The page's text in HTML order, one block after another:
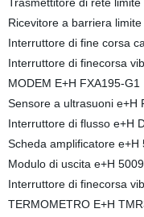
Ricevitore a barriera
Interruttore di fine corsa
Interruttore di finecorsa
MODEM E+H FXA195-G1
Sensore a ultrasuoni e+H
Interruttore di flusso e+H
Scheda amplificatore e+H
Modulo di uscita e+H
Interruttore di finecorsa
TERMOMETRO E+H